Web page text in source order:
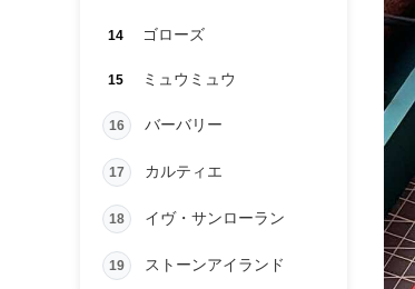
14 ゴローズ
15 ミュウミュウ
16 バーバリー
17 カルティエ
18 イヴ・サンローラン
19 ストーンアイランド